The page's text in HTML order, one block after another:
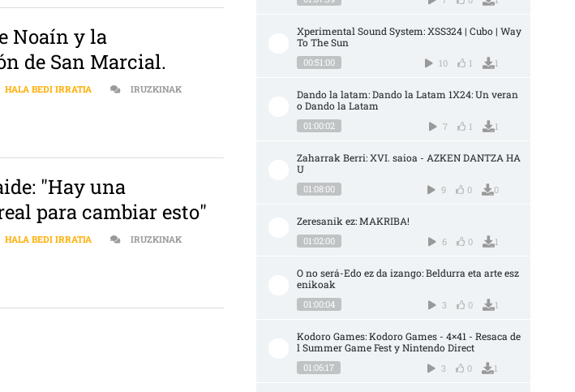
Noaín y la
de San Marcial.
HALA BEDI IRRATIA
IRUZKINAK
BATALLA DE NOAÍN Y LA CONTRADICCIÓN DE SAN MARCIAL. SARRERAN
"Hay una
para cambiar esto"
HALA BEDI IRRATIA
IRUZKINAK
ETXAIDE: "HAY UNA ALTERNATIVA REAL PARA CAMBIAR ESTO" SARRERAN
Xperimental Sound System: XSS324 | Cubo | Way
To The Sun
00:51:00 10 1 1
Dando la latam: Dando la Latam 1X24: Un veran
o Dando la Latam
01:00:02 7 1 1
Zaharrak Berri: XVI. saioa - AZKEN DANTZA HA
U
01:08:00 9 0 0
Zeresanik ez: MAKRIBA!
01:02:00 6 0 1
O no será-Edo ez da izango: Beldurra eta arte esz
enikoak
01:00:04 3 0 1
Kodoro Games: Kodoro Games - 4×41 - Resaca de
l Summer Game Fest y Nintendo Direct
01:06:17 3 0 1